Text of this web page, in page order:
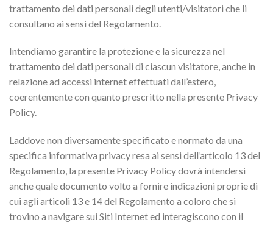
trattamento dei dati personali degli utenti/visitatori che li
consultano ai sensi del Regolamento.
Intendiamo garantire la protezione e la sicurezza nel
trattamento dei dati personali di ciascun visitatore, anche in
relazione ad accessi internet effettuati dall’estero,
coerentemente con quanto prescritto nella presente Privacy
Policy.
Laddove non diversamente specificato e normato da una
specifica informativa privacy resa ai sensi dell’articolo 13 del
Regolamento, la presente Privacy Policy dovrà intendersi
anche quale documento volto a fornire indicazioni proprie di
cui agli articoli 13 e 14 del Regolamento a coloro che si
trovino a navigare sui Siti Internet ed interagiscono con il